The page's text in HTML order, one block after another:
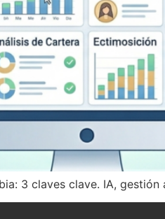
3 claves clave. IA,